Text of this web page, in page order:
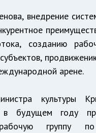
внедрение
созданию
арене.
культуры
в будущем году
группу